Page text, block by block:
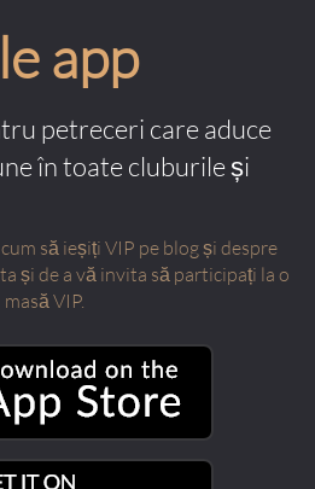
app
petreceri care aduce
în toate cluburile și
să ieșiți VIP pe blog și despre
și de a vă invita să participați la o
masă VIP.